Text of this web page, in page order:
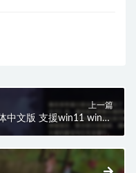
上一篇
中文版 支援win11 win10
win7